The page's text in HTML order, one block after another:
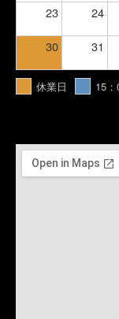
23 24
30 31
休業日 15